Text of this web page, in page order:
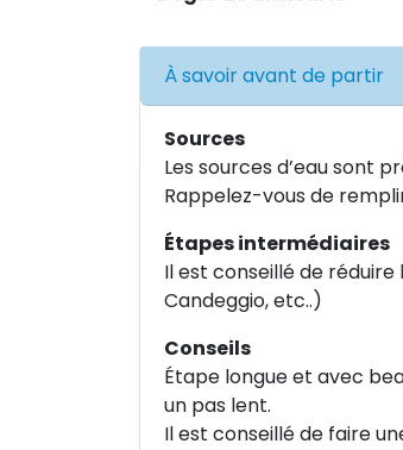
À savoir avant de partir
Sources
Les sources d’eau sont
Rappelez-vous de
Étapes intermédiaires
Il est conseillé de
Candeggio, etc..)
Conseils
Étape longue et avec
un pas lent.
Il est conseillé de faire